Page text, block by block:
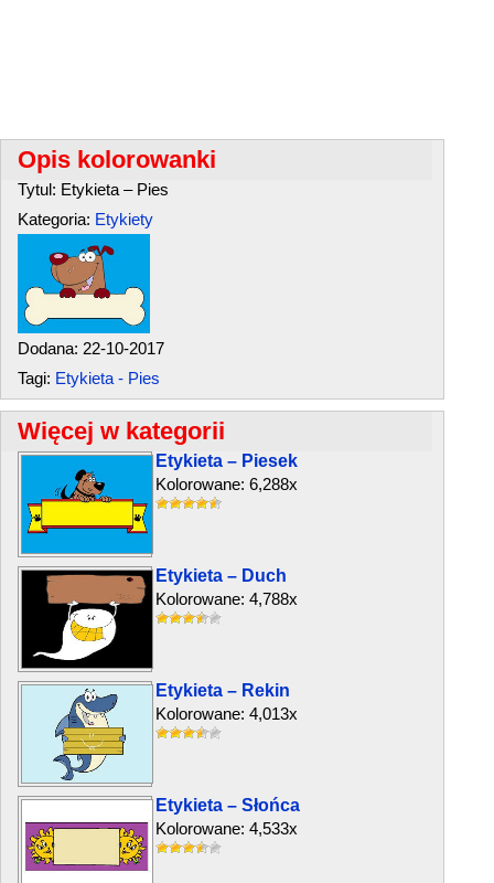
Opis kolorowanki
Tytul: Etykieta – Pies
Kategoria: Etykiety
Dodana: 22-10-2017
Tagi: Etykieta - Pies
Więcej w kategorii
Etykieta – Piesek
Kolorowane: 6,288x
Etykieta – Duch
Kolorowane: 4,788x
Etykieta – Rekin
Kolorowane: 4,013x
Etykieta – Słońca
Kolorowane: 4,533x